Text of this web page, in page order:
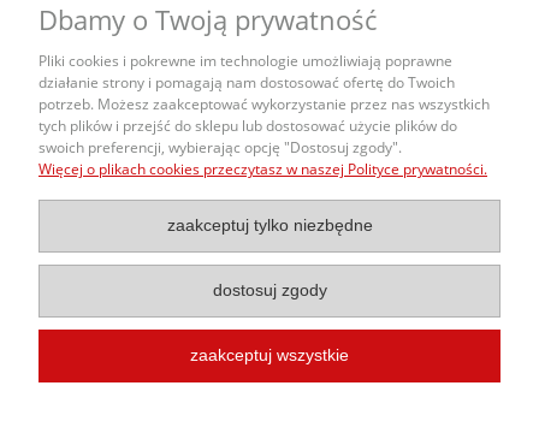
GAC
Geely
Honda
Hyundai
Jaecoo
Leapmotor
Lexus
RSQ3
RS4
RS6
S1
S4
O nas
Obsługa Zamówień
Informacje
Dbamy o Twoją prywatność
Pliki cookies i pokrewne im technologie umożliwiają poprawne
działanie strony i pomagają nam dostosować ofertę do Twoich
potrzeb. Możesz zaakceptować wykorzystanie przez nas wszystkich
tych plików i przejść do sklepu lub dostosować użycie plików do
swoich preferencji, wybierając opcję "Dostosuj zgody".
Więcej o plikach cookies przeczytasz w naszej Polityce prywatności.
zaakceptuj tylko niezbędne
dostosuj zgody
zaakceptuj wszystkie